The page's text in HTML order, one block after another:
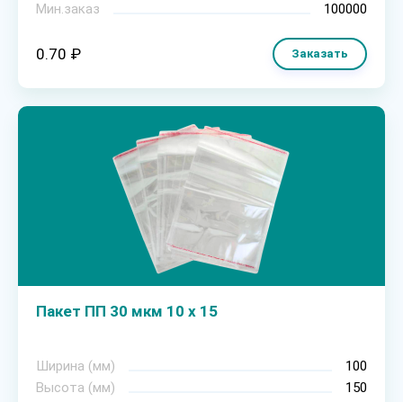
Мин.заказ
100000
0.70 ₽ Заказать
Пакет ПП 30 мкм 10 х 15
Ширина (мм)
100
Высота (мм)
150